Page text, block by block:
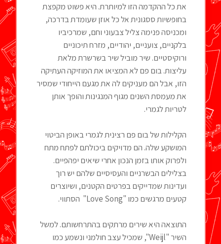
את כל ההקדמה הזו למיותרת. היא פשוט מקפצת
בחופשיות ססגונית אל כל אוזן שעומדת בדרכה,
ומכניסה פנימה צליל צבעוני וחם, שמרכיביו
בלקניים, צועניים, יהודיים, מזרח תיכוניים
ורוקיסטיים. שיר מוביל שיר בשרשרת מלאת
עליצות. בום פם לא המציאו את המוזיקה העתיקה
הזו, אבל הם מעניקים לה את מגעם הייחודי שמסיר
את מעמסת השנים מגוף המנגינות והופך אותן
לטריות לגמרי.
הקלילות של בום פם רצינית לגמרי באופן הביטוי
המושקע שלה. הם מדויקים ביכולתם לפתח מתח
ולפרוק אותו בזמן הנכון אחרי שיאים יפהפיים.
בצלילים הבשרניים והעסיסיים שלהם יש רוך
ועדינות שמדייקים בפרטים הקטנים, ושיוצרים
קטעים מרגשים כמו "Love Song" הסתווי.
התוצאה היא שירים מרתקים בהתרחשותם. למשל
השיר "Weijl", שמכיל עצב חולמני ונשמע כמו